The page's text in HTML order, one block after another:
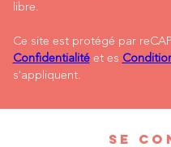
libre.
Ce site est protégé par
Confidentialitéet es
s'appliquent.
SE